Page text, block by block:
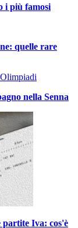
i più famosi
quelle rare
nella Senna
partite Iva: cos'è